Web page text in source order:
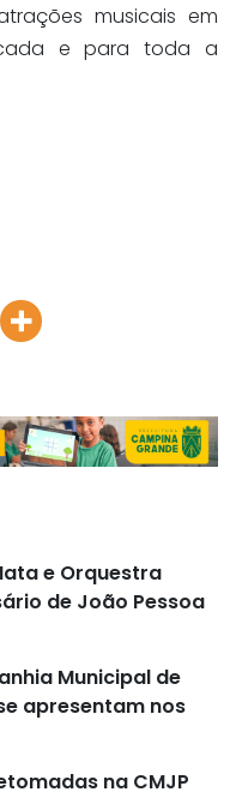
musicais em
e para toda a
e Orquestra
de João Pessoa
Municipal de
apresentam nos
na CMJP